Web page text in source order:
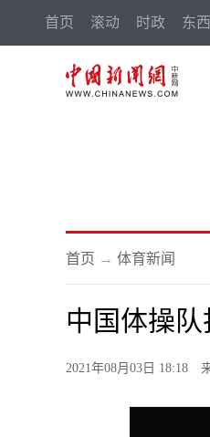
首页 滚动 时政 东
首页 → 体育新闻
中国体操
2021年08月03日 18:18